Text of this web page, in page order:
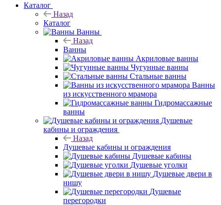
Каталог
Назад
Каталог
Ванны
Назад
Ванны
Акриловые ванны
Чугунные ванны
Стальные ванны
Ванны
из искусственного мрамора
Гидромассажные
ванны
Душевые
кабины и ограждения
Назад
Душевые кабины и ограждения
Душевые кабины
Душевые уголки
Душевые двери в
нишу
Душевые
перегородки